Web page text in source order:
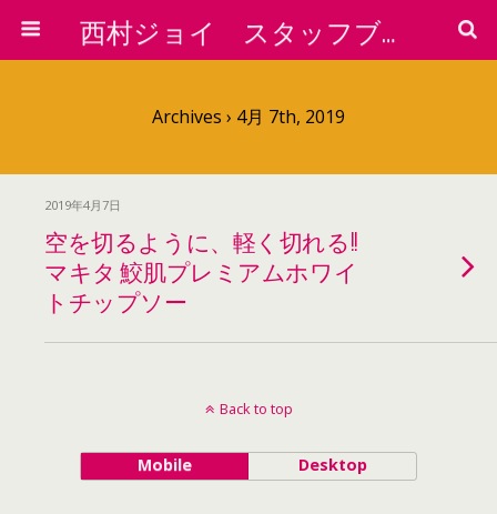
西村ジョイ スタッフブログ
Archives › 4月 7th, 2019
2019年4月7日
空を切るように、軽く切れる!!
マキタ 鮫肌プレミアムホワイ
トチップソー
Back to top
Mobile Desktop